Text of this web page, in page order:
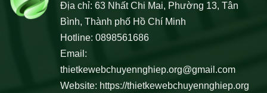
Địa chỉ: 63 Nhất Chi Mai, Phường 13, Tân
Bình, Thành phố Hồ Chí Minh
Hotline: 0898561686
Email:
thietkewebchuyennghiep.org@gmail.com
Website: https://thietkewebchuyennghiep.org